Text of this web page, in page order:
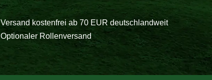
Versand kostenfrei ab 70 EUR deutschlandweit
Optionaler Rollenversand